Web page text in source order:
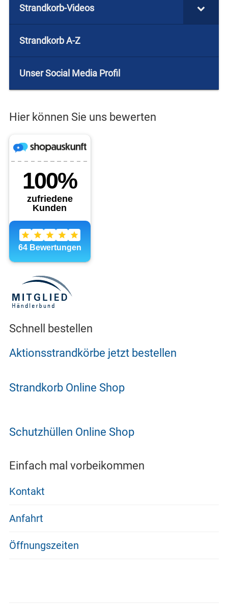
Strandkorb-Videos
Strandkorb A-Z
Unser Social Media Profil
Hier können Sie uns bewerten
Schnell bestellen
Aktionsstrandkörbe jetzt bestellen
Strandkorb Online Shop
Schutzhüllen Online Shop
Einfach mal vorbeikommen
Kontakt
Anfahrt
Öffnungszeiten